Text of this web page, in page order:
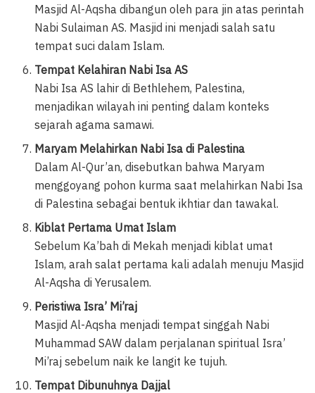
Masjid Al-Aqsha dibangun oleh para jin atas perintah
Nabi Sulaiman AS. Masjid ini menjadi salah satu
tempat suci dalam Islam.
Tempat Kelahiran Nabi Isa AS
Nabi Isa AS lahir di Bethlehem, Palestina,
menjadikan wilayah ini penting dalam konteks
sejarah agama samawi.
Maryam Melahirkan Nabi Isa di Palestina
Dalam Al-Qur’an, disebutkan bahwa Maryam
menggoyang pohon kurma saat melahirkan Nabi Isa
di Palestina sebagai bentuk ikhtiar dan tawakal.
Kiblat Pertama Umat Islam
Sebelum Ka’bah di Mekah menjadi kiblat umat
Islam, arah salat pertama kali adalah menuju Masjid
Al-Aqsha di Yerusalem.
Peristiwa Isra’ Mi’raj
Masjid Al-Aqsha menjadi tempat singgah Nabi
Muhammad SAW dalam perjalanan spiritual Isra’
Mi’raj sebelum naik ke langit ke tujuh.
Tempat Dibunuhnya Dajjal